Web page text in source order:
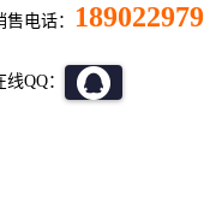
售电话：
线QQ：